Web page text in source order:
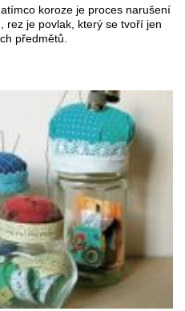
koroze je proces narušení
rez je povlak, který se tvoří jen
předmětů.